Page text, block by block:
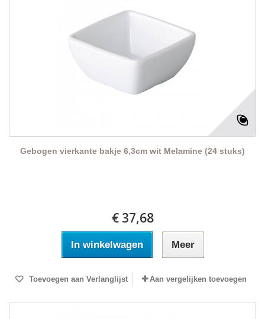
Gebogen vierkante bakje 6,3cm wit Melamine (24 stuks)
€ 37,68
In winkelwagen Meer
Toevoegen aan Verlanglijst Aan vergelijken toevoegen